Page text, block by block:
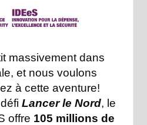
massivement dans
et nous voulons
à cette aventure!
Lancer le Nord, le
offre 105 millions de